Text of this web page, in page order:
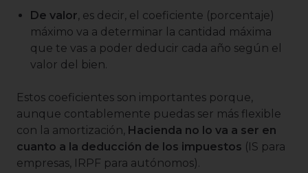
De valor, es decir, el coeficiente (porcentaje)
máximo va a determinar la cantidad máxima
que te vas a poder deducir cada año según el
valor del bien.
Estos coeficientes son importantes porque,
aunque contablemente puedas ser más flexible
con la amortización, Hacienda no lo va a ser en
cuanto a la deducción de los impuestos (IS para
empresas, IRPF para autónomos).